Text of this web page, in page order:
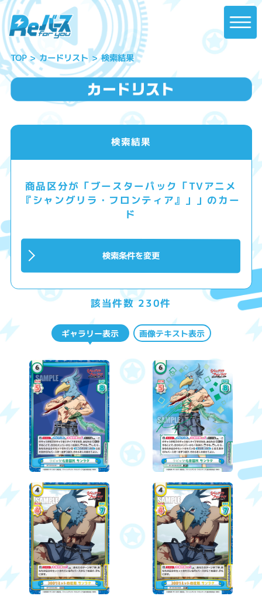
TOP カードリスト 検索結果
検索結果
商品区分が「ブースターパック「TVアニメ
『シャングリラ・フロンティア』」」のカー
ド
検索条件を変更
該当件数 230件
ギャラリー表示 画像テキスト表示